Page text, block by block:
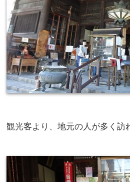
観光客より、地元の人が多く訪